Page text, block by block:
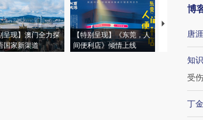
呈现】澳门全力探
国家新渠道
【特别呈现】《东莞，人
间便利店》倾情上线
【推广】走
会，让数智
博
唐涯
知
受伤
丁